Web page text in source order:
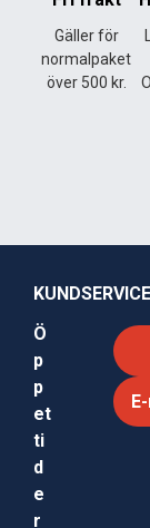
Gäller för
normalpaket
över 500 kr.
KUNDSERVICE
Ö
p
p
et
ti
d
e
r